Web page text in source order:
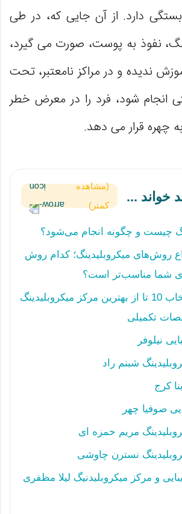
دارد. از آن جایی که، در طی
نفوذ به پوست، صورت می گیرد،
ندیده و در مراکز نامعتبر، تحت
انجام شود، فرد را در معرض خطر
چهره قرار می دهد.
خواند ...
(مشاهده
کمتر)
چیست و چگونه انجام می‌شود؟
روش‌های میکروبلیدینگ؛ کدام روش
شما مناسب‌تر است؟
راهنمای انتخاب 10 تا از بهترین مرکز میکروبلیدینگ
تکمیلی
نیلوفر
شبنم راد
کرج
صوفیا چهر
مریم حمزه ای
نسترن چاوشی
و مرکز میکروبلیدنیگ لیلا مظفری